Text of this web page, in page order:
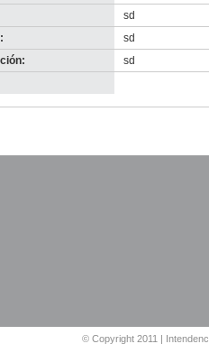
sd
sd
sd
© Copyright 2011 |